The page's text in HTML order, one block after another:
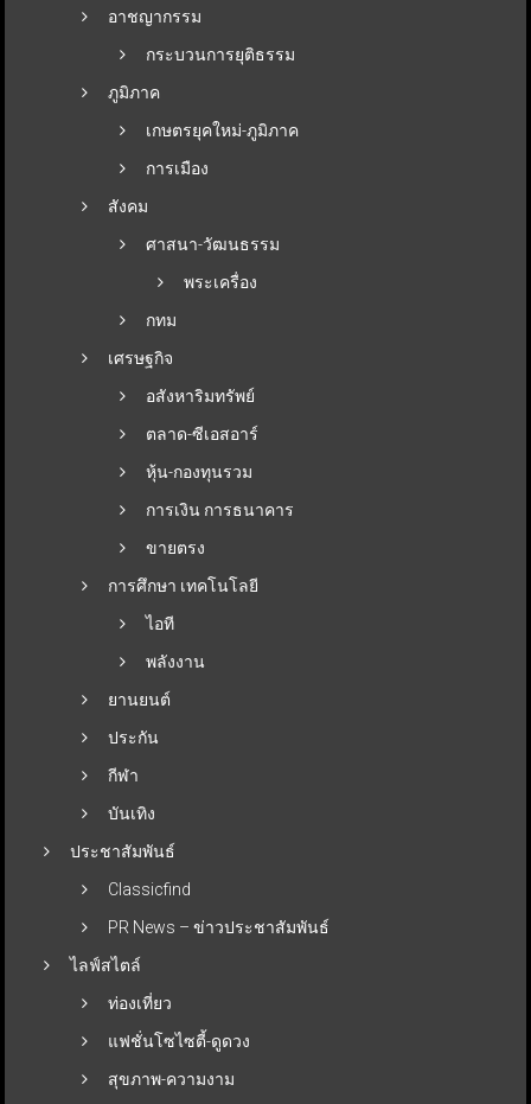
อาชญากรรม
กระบวนการยุติธรรม
ภูมิภาค
เกษตรยุคใหม่-ภูมิภาค
การเมือง
สังคม
ศาสนา-วัฒนธรรม
พระเครื่อง
กทม
เศรษฐกิจ
อสังหาริมทรัพย์
ตลาด-ซีเอสอาร์
หุ้น-กองทุนรวม
การเงิน การธนาคาร
ขายตรง
การศึกษา เทคโนโลยี
ไอที
พลังงาน
ยานยนต์
ประกัน
กีฬา
บันเทิง
ประชาสัมพันธ์
Classicfind
PR News – ข่าวประชาสัมพันธ์
ไลฟ์สไตล์
ท่องเที่ยว
แฟชั่นโซไซตี้-ดูดวง
สุขภาพ-ความงาม